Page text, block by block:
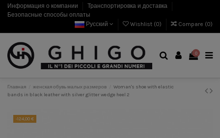
Информация о компании
Транспортировка и доставка
Безопасные способы оплаты
Русский
Wishlist (0) Compare (0)
0
Главная женская обувь малых размеров
Woman's shoe with elastic
bands in black leather with silver glitter wedge heel 2
-124,00 €